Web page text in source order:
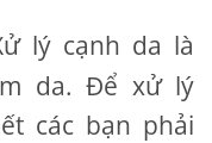
lý cạnh da là
da. Để xử lý
các bạn phải